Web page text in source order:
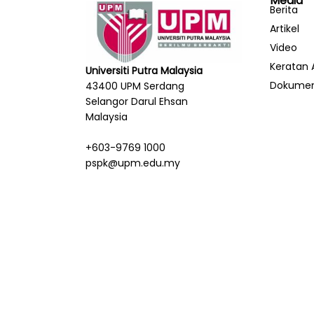
Universiti Putra Malaysia
43400 UPM Serdang
Selangor Darul Ehsan
Malaysia
+603-9769 1000
pspk@upm.edu.my
Berita
Artikel
Video
Keratan